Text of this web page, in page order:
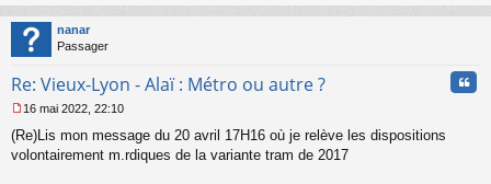
au
nanar
Passager
Re: Vieux-Lyon - Alaï : Métro ou autre ?
e
s
16 mai 2022, 22:10
(Re)Lis mon message du 20 avril 17H16 où je relève les dispositions
volontairement m.rdiques de la variante tram de 2017